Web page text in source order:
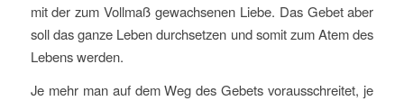
mit der zum Vollmaß gewachsenen Liebe. Das Gebet aber
soll das ganze Leben durchsetzen und somit zum Atem des
Lebens werden.
Je mehr man auf dem Weg des Gebets vorausschreitet, je